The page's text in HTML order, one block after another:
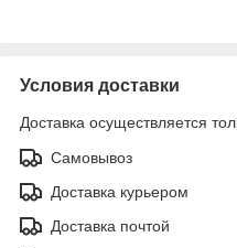
Условия доставки
Доставка осуществляется
Самовывоз
Доставка курьером
Доставка почтой